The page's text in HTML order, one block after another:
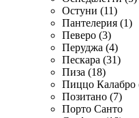
Остуни (11)
Пантелерия (1)
Певеро (3)
Перуджа (4)
Пескара (31)
Пиза (18)
Пиццо Калабро
Позитано (7)
Порто Санто